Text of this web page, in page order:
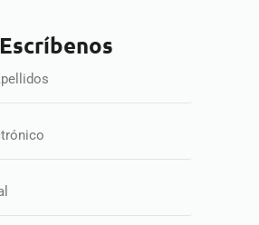
Escríbenos